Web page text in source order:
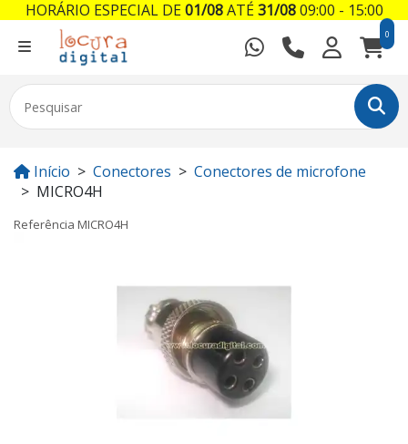
0
Início Conectores
Conectores de microfone
MICRO4H
Referência MICRO4H
HORÁRIO ESPECIAL DE01/08ATÉ31/0809:00 - 15:00